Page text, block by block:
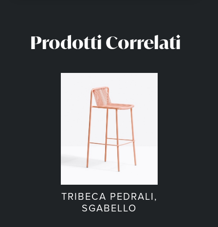
Prodotti Correlati
TRIBECA PEDRALI,
SGABELLO